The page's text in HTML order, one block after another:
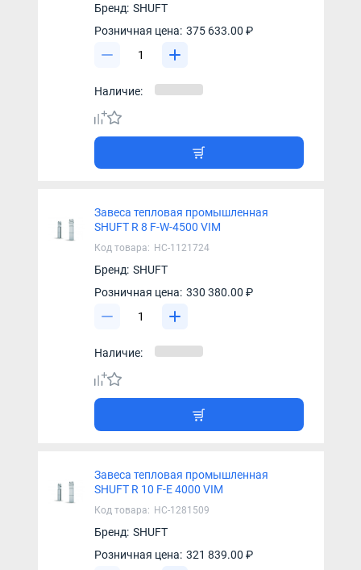
Бренд: SHUFT
Розничная цена: 375 633.00 ₽
Наличие:
Завеса тепловая промышленная
SHUFT R 8 F-W-4500 VIM
Код товара: НС-1121724
Бренд: SHUFT
Розничная цена: 330 380.00 ₽
Наличие:
Завеса тепловая промышленная
SHUFT R 10 F-E 4000 VIM
Код товара: НС-1281509
Бренд: SHUFT
Розничная цена: 321 839.00 ₽